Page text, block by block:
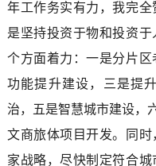
年工作务实有力，我完
是坚持投资于物和投资
个方面着力：一是分片
功能提升建设，三是提
治，五是智慧城市建设，
文商旅体项目开发。同
家战略，尽快制定符合